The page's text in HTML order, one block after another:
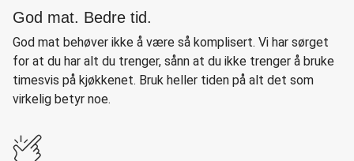
God mat. Bedre tid.
God mat behøver ikke å være så komplisert. Vi har sørget
for at du har alt du trenger, sånn at du ikke trenger å bruke
timesvis på kjøkkenet. Bruk heller tiden på alt det som
virkelig betyr noe.